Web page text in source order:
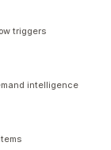
triggers
intelligence